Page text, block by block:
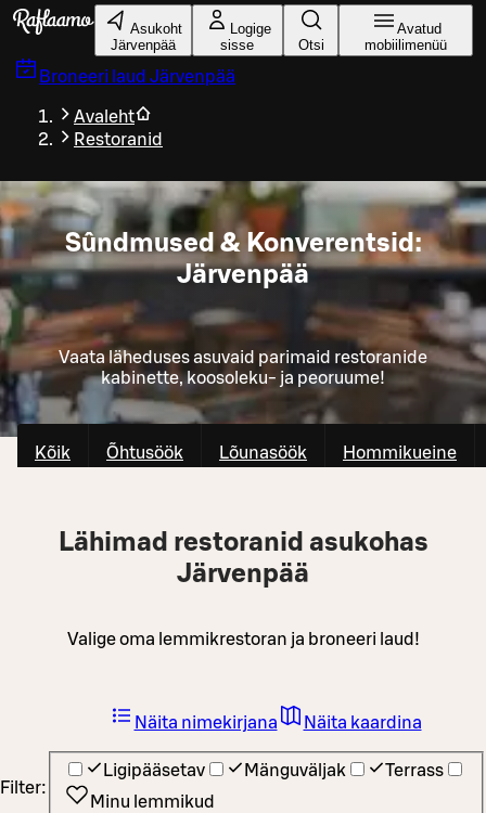
Liigu peamise sisu juurde
Asukoht
Järvenpää
Logige
sisse
Otsi
Avatud
mobiilimenüü
Broneeri laud Järvenpää
Avaleht
Restoranid
Sûndmused & Konverentsid:
Järvenpää
Vaata läheduses asuvaid parimaid restoranide
kabinette, koosoleku- ja peoruume!
Kõik Õhtusöök Lõunasöök Hommikueine
Lähimad restoranid asukohas
Järvenpää
Valige oma lemmikrestoran ja broneeri laud!
Filter:
Ligipääsetav Mänguväljak
Terrass
Minu lemmikud
Näita nimekirjana Näita kaardina